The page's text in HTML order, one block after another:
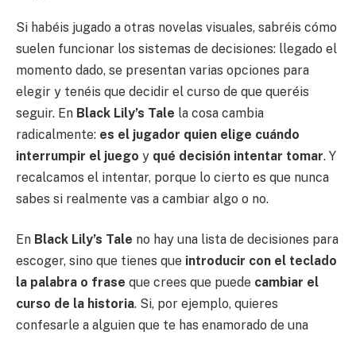
Si habéis jugado a otras novelas visuales, sabréis cómo
suelen funcionar los sistemas de decisiones: llegado el
momento dado, se presentan varias opciones para
elegir y tenéis que decidir el curso de que queréis
seguir. En Black Lily’s Tale la cosa cambia
radicalmente: es el jugador quien elige cuándo
interrumpir el juego y qué decisión intentar tomar. Y
recalcamos el intentar, porque lo cierto es que nunca
sabes si realmente vas a cambiar algo o no.
En Black Lily’s Tale no hay una lista de decisiones para
escoger, sino que tienes que introducir con el teclado
la palabra o frase que crees que puede cambiar el
curso de la historia. Si, por ejemplo, quieres
confesarle a alguien que te has enamorado de una